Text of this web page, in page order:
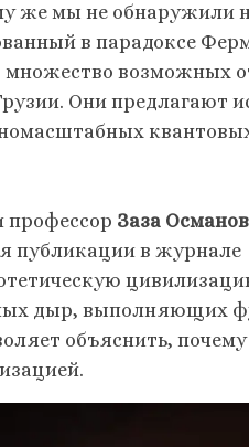
же мы не обнаружили
в парадоксе
возможных
Они предлагают
профессор Заза Османов
публикации в журнале
дыр, выполняющих
объяснить, почему